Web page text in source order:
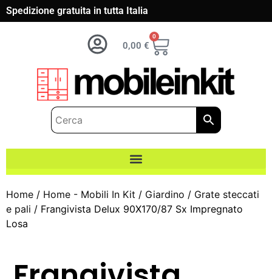
Spedizione gratuita in tutta Italia
0,00 €
0
Home / Home - Mobili In Kit / Giardino / Grate steccati
e pali / Frangivista Delux 90X170/87 Sx Impregnato
Losa